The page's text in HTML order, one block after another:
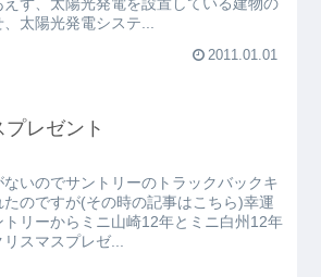
太陽光発電システ...
2011.01.01
レゼント
いのでサントリーのトラックバックキ
のですが(その時の記事はこちら)幸運
リーからミニ山崎12年とミニ白州12年
スマスプレゼ...